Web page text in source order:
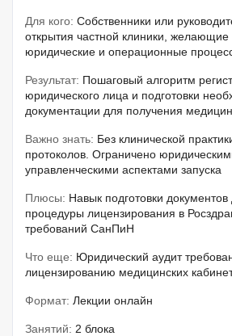
Для кого: Собственники или
открытия частной клиники, желающие
юридические и операционные
Результат: Пошаговый алгоритм
юридического лица и подготовки
документации для получения
Важно знать: Без клинической
протоколов. Ограничено
управленческими аспектами запуска
Плюсы: Навык подготовки
процедуры лицензирования в
требований СанПиН
Что еще: Юридический аудит
лицензированию медицинских
Формат: Лекции онлайн
Занятий: 2 блока